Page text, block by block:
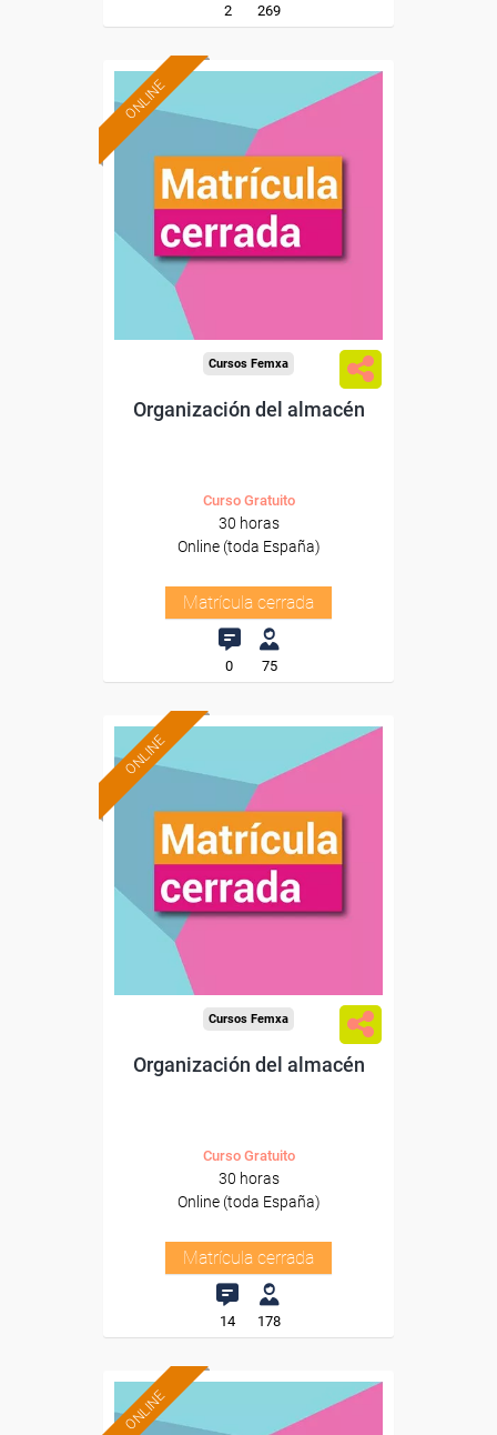
2 269
ONLINE
Cursos Femxa
Organización del almacén
Curso Gratuito
30 horas
Online (toda España)
Matrícula cerrada
0 75
ONLINE
Cursos Femxa
Organización del almacén
Curso Gratuito
30 horas
Online (toda España)
Matrícula cerrada
14 178
ONLINE